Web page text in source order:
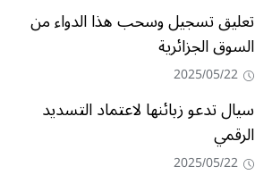
تعليق تسجيل وسحب هذا الدواء من
السوق الجزائرية
2025/05/22
سيال تدعو زبائنها لاعتماد التسديد
الرقمي
2025/05/22